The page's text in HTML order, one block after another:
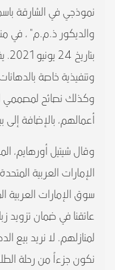
نموذجي في الشارقة
والديكور ذ.م.م" ، في
وتنفيذية خاصة
وكذلك نصائح لمصممي
أعمالهم، بالإضافة إلى
وقال شيتيل أورهايم،
الإمارات العربية
سوق الإمارات العربية
عاتقنا في ضمان تزويد
لمنازلهم. لا نريد بيع
نكون جزءاً من رحلة